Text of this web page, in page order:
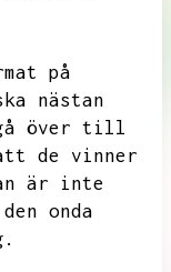
på
nästan
över till
de vinner
är inte
onda